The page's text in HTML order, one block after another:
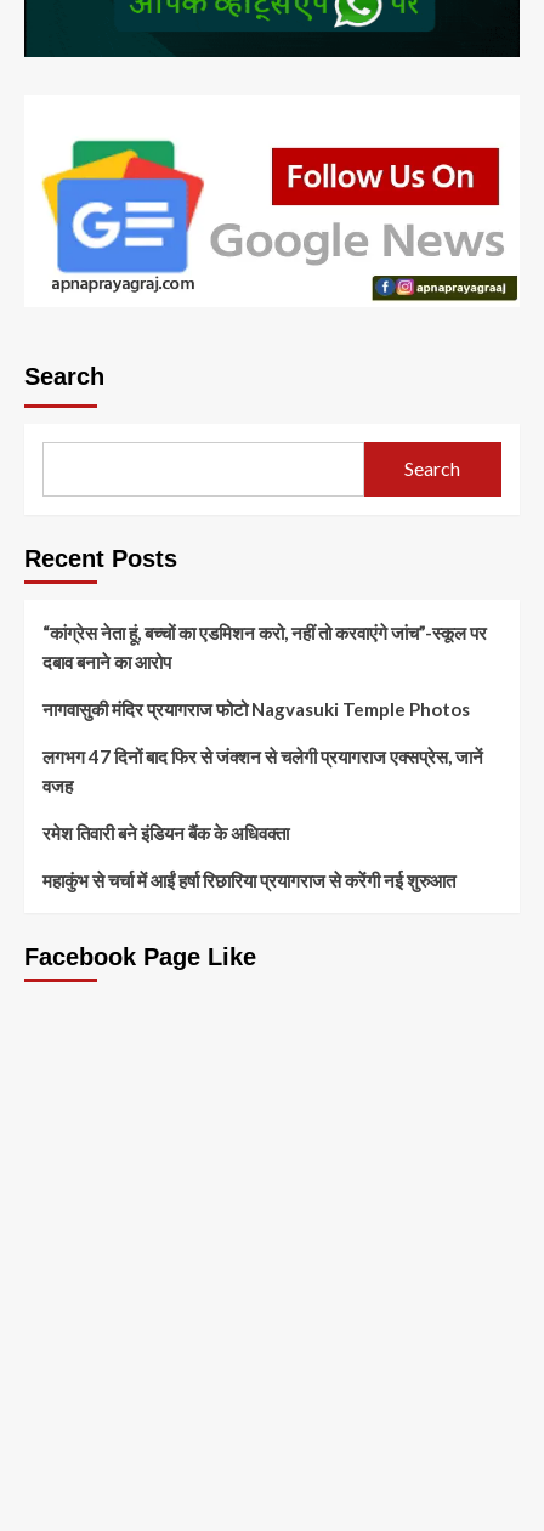
Search
Search
Recent Posts
“कांग्रेस नेता हूं, बच्चों का एडमिशन करो, नहीं तो करवाएंगे जांच”-स्कूल पर
दबाव बनाने का आरोप
नागवासुकी मंदिर प्रयागराज फोटो Nagvasuki Temple Photos
लगभग 47 दिनों बाद फिर से जंक्शन से चलेगी प्रयागराज एक्सप्रेस, जानें
वजह
रमेश तिवारी बने इंडियन बैंक के अधिवक्ता
महाकुंभ से चर्चा में आईं हर्षा रिछारिया प्रयागराज से करेंगी नई शुरुआत
Facebook Page Like